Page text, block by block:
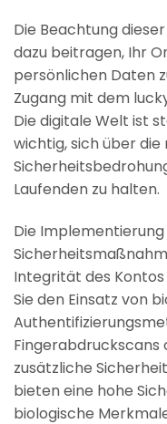
Die Beachtung
dazu beitragen, Ihr
persönlichen Daten
Zugang mit dem
Die digitale Welt ist
wichtig, sich über die
Laufenden zu halten.
Die
Integrität des
Sie den Einsatz von
Fingerabdruckscans
zusätzliche
bieten eine hohe
biologische